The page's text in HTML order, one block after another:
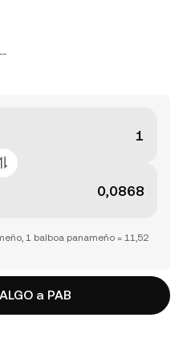
1 balboa panameño = 11,52
a PAB